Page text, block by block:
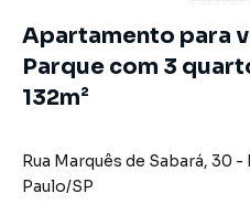
Apartamento para
Parque com 3
132m²
Rua Marquês de Sabará, 30 -
Paulo/SP